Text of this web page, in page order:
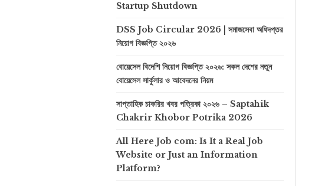
Startup Shutdown
DSS Job Circular 2026 | সমাজসেবা অধিদপ্তর
নিয়োগ বিজ্ঞপ্তি ২০২৬
বোয়েসেল বিদেশি নিয়োগ বিজ্ঞপ্তি ২০২৬: সকল দেশের নতুন
বোয়েসেল সার্কুলার ও আবেদনের নিয়ম
সাপ্তাহিক চাকরির খবর পত্রিকা ২০২৬ – Saptahik
Chakrir Khobor Potrika 2026
All Here Job com: Is It a Real Job
Website or Just an Information
Platform?